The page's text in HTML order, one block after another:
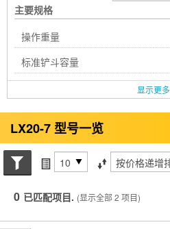
主要规格
操作重量
标准铲斗容量
显示更多
LX20-7 型号一览
搜索状态每页项目 排序方式
0 已匹配项目. (显示全部 2 项目)